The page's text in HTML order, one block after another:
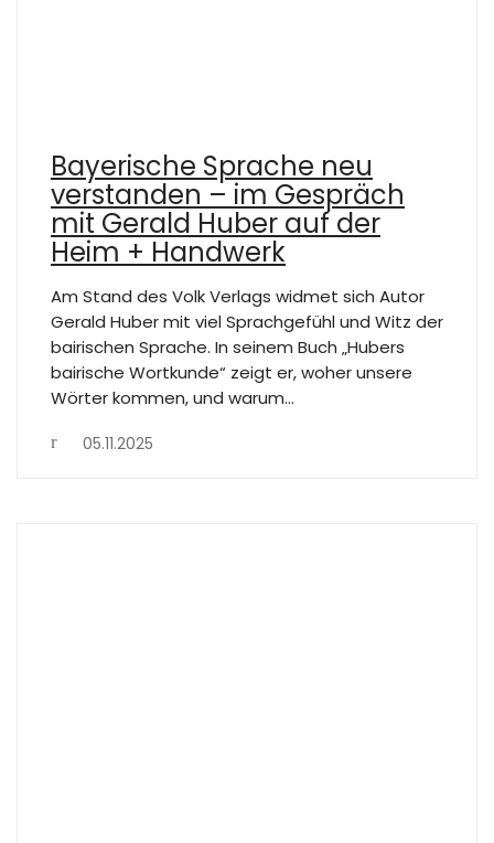
Bayerische Sprache neu
verstanden – im Gespräch
mit Gerald Huber auf der
Heim + Handwerk
Am Stand des Volk Verlags widmet sich Autor
Gerald Huber mit viel Sprachgefühl und Witz der
bairischen Sprache. In seinem Buch „Hubers
bairische Wortkunde“ zeigt er, woher unsere
Wörter kommen, und warum…
05.11.2025